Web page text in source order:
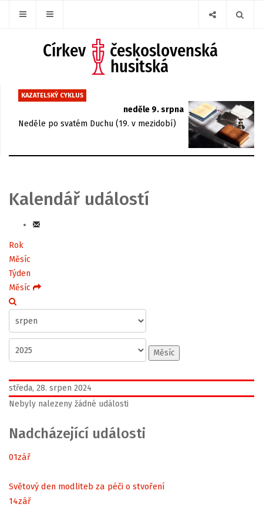
KAZATELSKÝ CYKLUS
neděle 9. srpna
Neděle po svatém Duchu (19. v mezidobí)
Kalendář událostí
Rok
Měsíc
Týden
Měsíc
Měsíc
středa, 28. srpen 2024
Nebyly nalezeny žádné události
Nadcházející události
01zář
Světový den modliteb za péči o stvoření
14zář